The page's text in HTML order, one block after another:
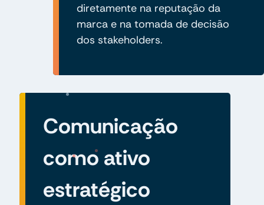
diretamente na reputação da
marca e na tomada de decisão
dos stakeholders.
Comunicação
como ativo
estratégico